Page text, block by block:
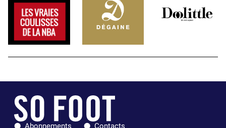
Abonnements
Contacts